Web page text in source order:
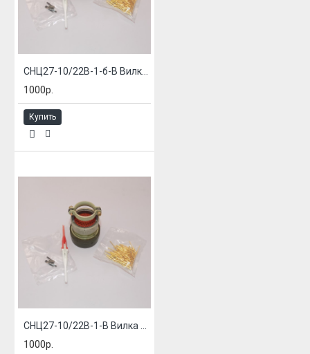
1000р.
Купить
1000р.